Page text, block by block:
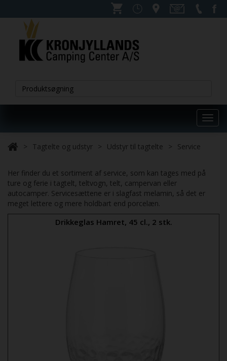
Tagtelte og udstyr Udstyr til tagtelte Service
Her finder du et sortiment af service, som kan tages med på
ture og ferie i tagtelt, teltvogn, telt, campervan eller
autocamper. Servicesættene er i slagfast melamin, så det er
meget lettere og mere holdbart end porcelæn.
Drikkeglas Hamret, 45 cl., 2 stk.